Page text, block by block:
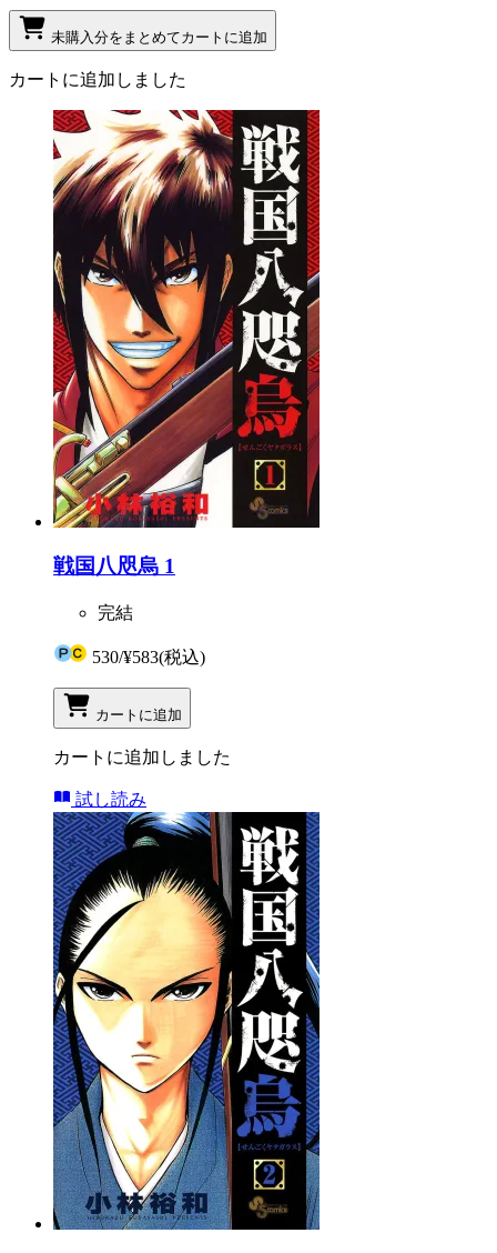
未購入分をまとめてカートに追加
カートに追加しました
戦国八咫烏 1
完結
530/¥583(税込)
カートに追加
カートに追加しました
試し読み